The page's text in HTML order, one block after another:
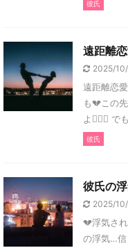
彼氏
遠距離
2025/
遠距離恋
も💔この
よ🕵️‍♀️✨ で
彼氏
彼氏の
2025/
💔浮気さ
の浮気…信